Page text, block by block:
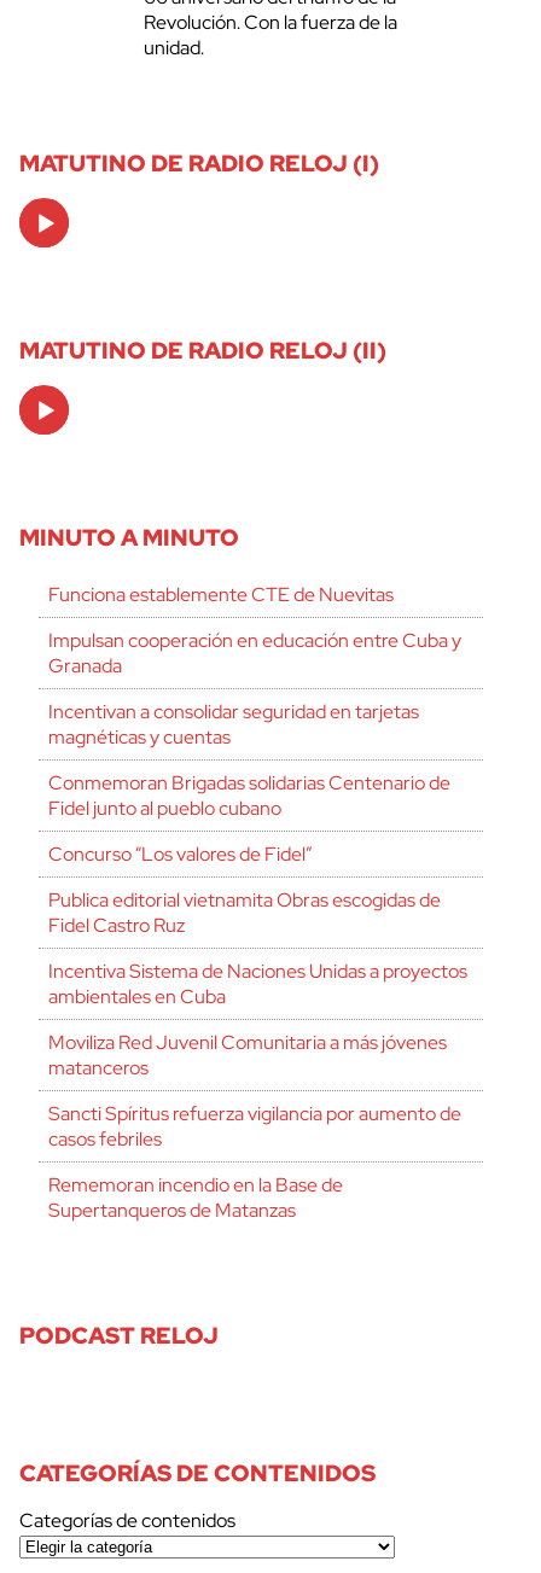
Revolución. Con la fuerza de la
unidad.
MATUTINO DE RADIO RELOJ (I)
Audio
Player
MATUTINO DE RADIO RELOJ (II)
Audio
Player
MINUTO A MINUTO
Funciona establemente CTE de Nuevitas
Impulsan cooperación en educación entre Cuba y
Granada
Incentivan a consolidar seguridad en tarjetas
magnéticas y cuentas
Conmemoran Brigadas solidarias Centenario de
Fidel junto al pueblo cubano
Concurso “Los valores de Fidel”
Publica editorial vietnamita Obras escogidas de
Fidel Castro Ruz
Incentiva Sistema de Naciones Unidas a proyectos
ambientales en Cuba
Moviliza Red Juvenil Comunitaria a más jóvenes
matanceros
Sancti Spíritus refuerza vigilancia por aumento de
casos febriles
Rememoran incendio en la Base de
Supertanqueros de Matanzas
PODCAST RELOJ
CATEGORÍAS DE CONTENIDOS
Categorías de contenidos